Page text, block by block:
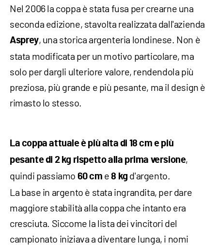
Nel 2006 la coppa è stata fusa per crearne una
seconda edizione, stavolta realizzata dall'azienda
Asprey, una storica argenteria londinese. Non è
stata modificata per un motivo particolare, ma
solo per dargli ulteriore valore, rendendola più
preziosa, più grande e più pesante, ma il design è
rimasto lo stesso.
La coppa attuale è più alta di 18 cm e più
pesante di 2 kg rispetto alla prima versione,
quindi passiamo 60 cm e8 kg d'argento.
La base in argento è stata ingrandita, per dare
maggiore stabilità alla coppa che intanto era
cresciuta. Siccome la lista dei vincitori del
campionato iniziava a diventare lunga, i nomi